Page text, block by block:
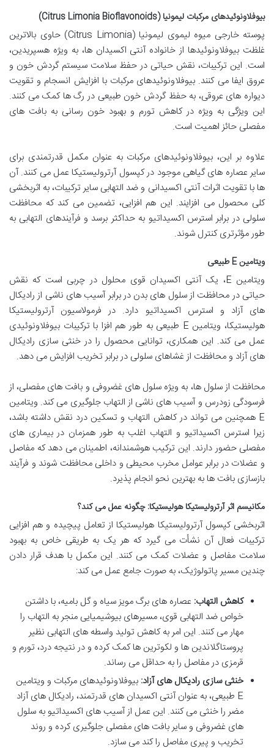
بیوفلاونوئیدهای مرکبات لیمونیا (Citrus Limonia Bioflavonoids)
پوسته خارجی میوه لیموی لیمونیا (Citrus Limonia) حاوی بالاترین
غلظت بیوفلاونوئیدها از خانواده آنتی اکسیدان ها، به ویژه هسپریدین،
است. این ترکیبات، نقش حیاتی در حفظ سلامت سیستم گردش خون و
عروق ایفا می کنند. بیوفلاونوئیدهای مرکبات با افزایش انسجام و تقویت
دیواره های عروقی، به حفظ گردش خون طبیعی در رگ ها کمک می کنند.
این ویژگی به ویژه در کاهش تورم و بهبود خون رسانی به بافت های
مفصلی حائز اهمیت است.
علاوه بر این، بیوفلاونوئیدهای مرکبات به عنوان مکمل قدرتمندی برای
سایر عصاره های گیاهی موجود در کپسول آرترولیستیکا عمل می کنند. آن
ها با تقویت اثرات آنتی اکسیدانی و ضد التهابی سایر ترکیبات، به اثربخشی
کلی محصول می افزایند. این هم افزایی، تضمین می کند که محافظت
سلولی در برابر استرس اکسیداتیو به حداکثر برسد و فرآیندهای التهابی به
طور مؤثرتری کنترل شوند.
ویتامین E طبیعی
ویتامین E، یک آنتی اکسیدان قوی محلول در چربی است که نقش
حیاتی در محافظت از سلول های بدن در برابر آسیب های ناشی از رادیکال
های آزاد و استرس اکسیداتیو دارد. در فرمولاسیون آرترولیستیکا
هولیستیکا، ویتامین E طبیعی به طور هم افزا با ترکیبات بیوفلاونوئیدی
عمل می کند. این همکاری، توانایی محصول را در خنثی سازی رادیکال
های آزاد و محافظت از غشاهای سلولی در برابر تخریب افزایش می دهد.
محافظت از سلول ها، به ویژه سلول های غضروفی و بافت های مفصلی، از
فرسودگی زودرس و آسیب های ناشی از التهاب جلوگیری می کند. ویتامین
E همچنین می تواند در کاهش التهاب و تسکین درد نقش داشته باشد،
زیرا استرس اکسیداتیو و التهاب اغلب به طور همزمان در بیماری های
مفصلی حضور دارند. این ترکیب هوشمندانه، اطمینان می دهد که مفاصل
و عضلات در برابر عوامل مخرب محیطی و داخلی محافظت شوند و فرآیند
بازسازی بافت ها به بهترین نحو انجام پذیرد.
مکانیسم اثر آرترولیستیکا هولیستیکا: چگونه عمل می کند؟
اثربخشی کپسول آرترولیستیکا هولیستیکا از تعامل پیچیده و هم افزایی
ترکیبات فعال آن نشأت می گیرد که هر یک به طریقی خاص به بهبود
سلامت مفاصل و عضلات کمک می کنند. این مکمل با هدف قرار دادن
چندین مسیر پاتولوژیک، به صورت جامع عمل می کند:
کاهش التهاب: عصاره های برگ مویز سیاه و گل بامیه، با داشتن
خواص ضد التهابی قوی، مسیرهای بیوشیمیایی منجر به التهاب را
مهار می کنند. این امر به کاهش تولید واسطه های التهابی نظیر
پروستاگلاندین ها و لکوترین ها کمک کرده و در نتیجه درد، تورم و
قرمزی در مفاصل را به حداقل می رساند.
خنثی سازی رادیکال های آزاد: بیوفلاونوئیدهای مرکبات و ویتامین
E طبیعی، به عنوان آنتی اکسیدان های قدرتمند، رادیکال های آزاد
مضر را خنثی می کنند. این عمل از آسیب های اکسیداتیو به سلول
های غضروفی و سایر بافت های مفصلی جلوگیری کرده و روند
تخریب و پیری مفاصل را کند می سازد.